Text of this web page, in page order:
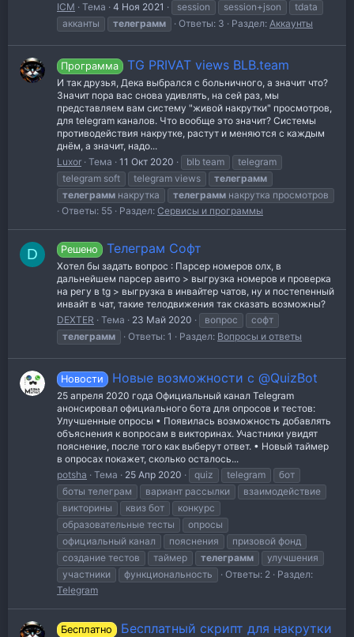
ICM
Тема 4 Ноя 2021 session session+json
tdata
акканты
телеграмм Ответы: 3 Раздел: Аккаунты
Программа TG PRIVAT views BLB.team
И так друзья, Дека выбрался с больничного, а значит что?
Значит пора вас снова удивлять, на сей раз, мы
представляем вам систему "живой накрутки" просмотров,
для telegram каналов. Что вообще это значит? Системы
противодействия накрутке, растут и меняются с каждым
днём, а значит, надо...
Luxor Тема 11 Окт 2020 blb team
telegram
telegram soft
telegram views
телеграмм
телеграмм накрутка телеграмм накрутка просмотров
Ответы: 55
Раздел: Сервисы и программы
D Решено Телеграм Софт
Хотел бы задать вопрос : Парсер номеров олх, в
дальнейшем парсер авито > выгрузка номеров и проверка
на регу в tg > выгрузка в инвайтер чатов, ну и постепенный
инвайт в чат, такие телодвижения так сказать возможны?
DEXTER
Тема 23 Май 2020 вопрос
софт
телеграмм
Ответы: 1 Раздел: Вопросы и ответы
Новости Новые возможности с @QuizBot
25 апреля 2020 года Официальный канал Telegram
анонсировал официального бота для опросов и тестов:
Улучшенные опросы • Появилась возможность добавлять
объяснения к вопросам в викторинах. Участники увидят
пояснение, после того как выберут ответ. • Новый таймер
в опросах покажет, сколько осталось...
potsha
Тема 25 Апр 2020 quiz telegram
бот
боты телеграм
вариант рассылки
взаимодействие
викторины
квиз бот
конкурс
образовательные тесты
опросы
официальный канал
пояснения
призовой фонд
создание тестов
таймер телеграмм
улучшения
участники
функциональность Ответы: 2
Раздел:
Telegram
Бесплатно
Бесплатный скрипт для накрутки